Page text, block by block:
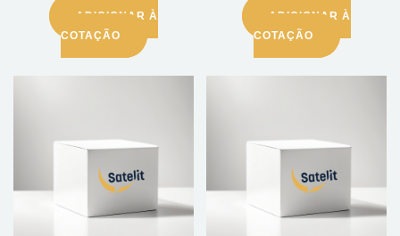
ADICIONAR À
COTAÇÃO
ADICIONAR À
COTAÇÃO